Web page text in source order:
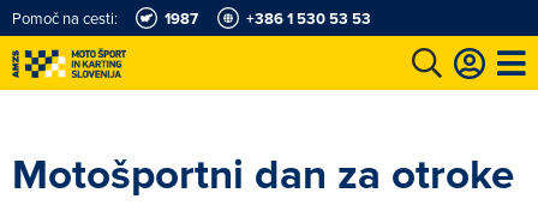
Pomoč na cesti: 1987 +386 1 530 53 53
Motošportni dan za otroke